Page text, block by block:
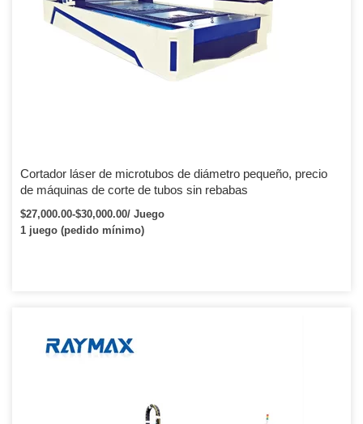
Cortador láser de microtubos de diámetro pequeño, precio
de máquinas de corte de tubos sin rebabas
$27,000.00-$30,000.00/ Juego
1 juego (pedido mínimo)